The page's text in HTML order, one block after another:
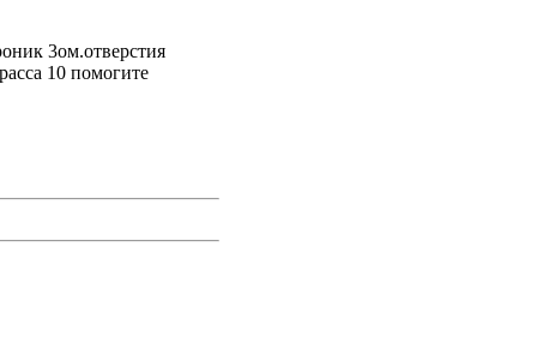
3ом.отверстия
10 помогите